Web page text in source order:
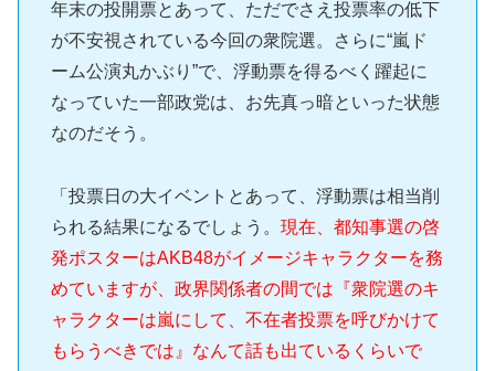
年末の投開票とあって、ただでさえ投票率の低下
が不安視されている今回の衆院選。さらに“嵐ド
ーム公演丸かぶり”で、浮動票を得るべく躍起に
なっていた一部政党は、お先真っ暗といった状態
なのだそう。
「投票日の大イベントとあって、浮動票は相当削
られる結果になるでしょう。 現在、都知事選の啓
発ポスターはAKB48がイメージキャラクターを務
めていますが、政界関係者の間では『衆院選のキ
ャラクターは嵐にして、不在者投票を呼びかけて
もらうべきでは』なんて話も出ているくらいで